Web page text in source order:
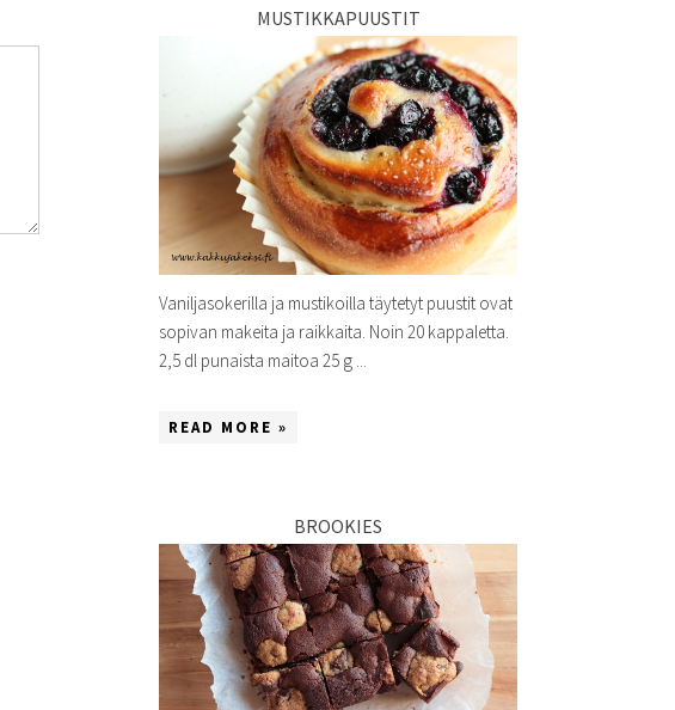
MUSTIKKAPUUSTIT
Vaniljasokerilla ja mustikoilla täytetyt puustit ovat
sopivan makeita ja raikkaita. Noin 20 kappaletta.
2,5 dl punaista maitoa 25 g ...
READ MORE »
BROOKIES